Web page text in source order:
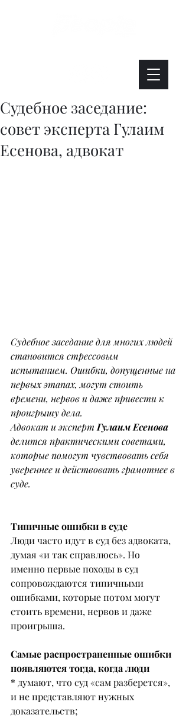
Судебное заседание:
совет эксперта Гулаим
Есенова, адвокат
Судебное заседание для многих людей
становится стрессовым
испытанием. Ошибки, допущенные на
первых этапах, могут стоить
времени, нервов и даже привести к
проигрышу дела.
Адвокат и эксперт Гулаим Есенова
делится практическими советами,
которые помогут чувствовать себя
увереннее и действовать грамотнее в
суде.
Типичные ошибки в суде
Люди часто идут в суд без адвоката,
думая «и так справлюсь». Но
именно первые походы в суд
сопровождаются типичными
ошибками, которые потом могут
стоить времени, нервов и даже
проигрыша.
Самые распространенные ошибки
появляются тогда, когда люди
* думают, что суд «сам разберется»,
и не представляют нужных
доказательств;